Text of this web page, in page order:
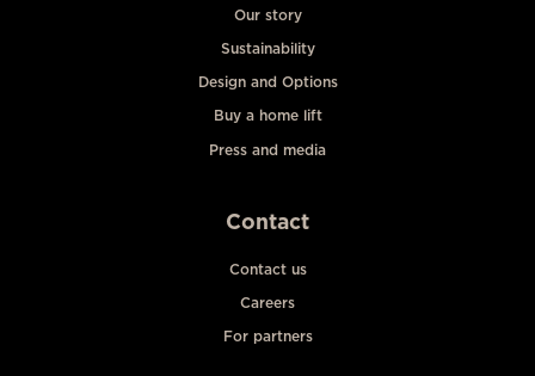
Our story
Sustainability
Design and Options
Buy a home lift
Press and media
Contact
Contact us
Careers
For partners